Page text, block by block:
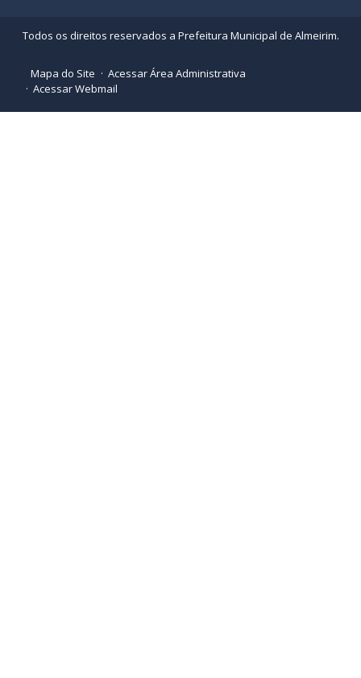
Todos os direitos reservados a Prefeitura Municipal de Almeirim.
Mapa do Site
Acessar Área Administrativa
Acessar Webmail